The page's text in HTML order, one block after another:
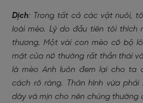
Dịch: Trong tất cả các vật nuôi,
loài mèo. Lý do đầu tiên tôi thích
thương. Một vài con mèo có bộ
mặt của nó thường rất thần thái
là mèo Anh luôn đem lại cho ta
cách rõ ràng. Thân hình vừa
dày và mịn cho nên chúng